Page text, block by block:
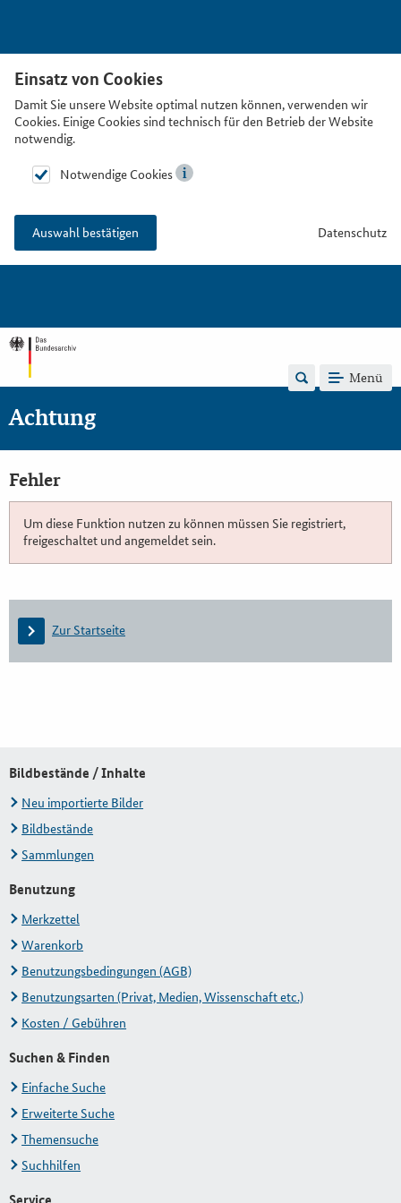
Einsatz von Cookies
Damit Sie unsere Website optimal nutzen können, verwenden wir
Cookies. Einige Cookies sind technisch für den Betrieb der Website
notwendig.
Notwendige Cookies
Auswahl bestätigen Datenschutz
Menü
Achtung
Fehler
Um diese Funktion nutzen zu können müssen Sie registriert,
freigeschaltet und angemeldet sein.
Zur Startseite
Bildbestände / Inhalte
Neu importierte Bilder
Bildbestände
Sammlungen
Benutzung
Merkzettel
Warenkorb
Benutzungsbedingungen (AGB)
Benutzungsarten (Privat, Medien, Wissenschaft etc.)
Kosten / Gebühren
Suchen & Finden
Einfache Suche
Erweiterte Suche
Themensuche
Suchhilfen